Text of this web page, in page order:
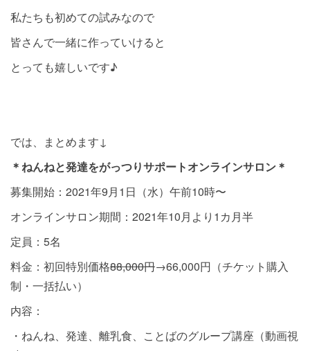
私たちも初めての試みなので
皆さんで一緒に作っていけると
とっても嬉しいです♪
では、まとめます↓
＊ねんねと発達をがっつりサポートオンラインサロン＊
募集開始：2021年9月1日（水）午前10時〜
オンラインサロン期間：2021年10月より1カ月半
定員：5名
料金：初回特別価格88,000円→66,000円（チケット購入
制・一括払い）
内容：
・ねんね、発達、離乳食、ことばのグループ講座（動画視